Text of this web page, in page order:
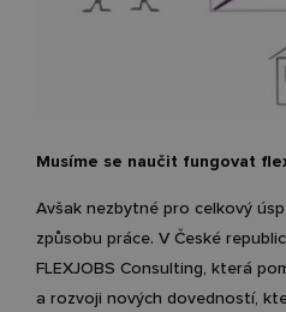
Musíme se naučit fungovat
Avšak nezbytné pro celkový
způsobu práce. V České
FLEXJOBS Consulting, která
a rozvoji nových dovedností,